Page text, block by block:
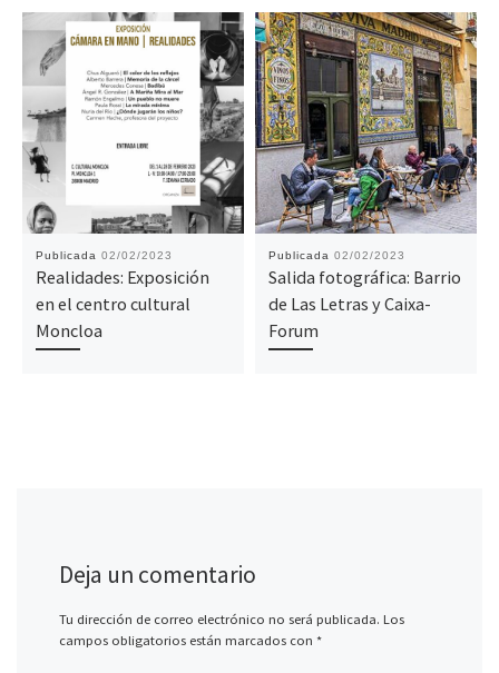
Publicada 02/02/2023
Realidades: Exposición
en el centro cultural
Moncloa
Publicada 02/02/2023
Salida fotográfica: Barrio
de Las Letras y Caixa-
Forum
Deja un comentario
Tu dirección de correo electrónico no será publicada. Los
campos obligatorios están marcados con *